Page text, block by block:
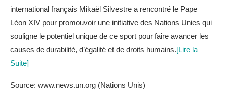
international français Mikaël Silvestre a rencontré le Pape
Léon XIV pour promouvoir une initiative des Nations Unies qui
souligne le potentiel unique de ce sport pour faire avancer les
causes de durabilité, d’égalité et de droits humains.[Lire la
Suite]
Source: www.news.un.org (Nations Unis)